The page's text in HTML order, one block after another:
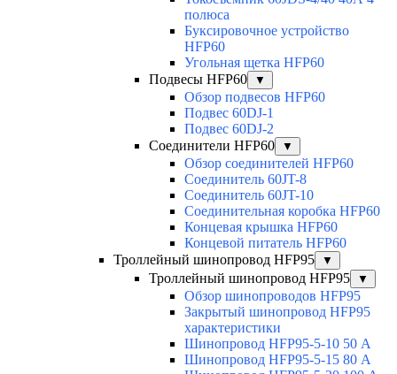
полюса
Буксировочное устройство
HFP60
Угольная щетка HFP60
Подвесы HFP60
▼
Обзор подвесов HFP60
Подвес 60DJ-1
Подвес 60DJ-2
Соединители HFP60
▼
Обзор соединителей HFP60
Соединитель 60JT-8
Соединитель 60JT-10
Соединительная коробка HFP60
Концевая крышка HFP60
Концевой питатель HFP60
Троллейный шинопровод HFP95
▼
Троллейный шинопровод HFP95 ▼
Обзор шинопроводов HFP95
Закрытый шинопровод HFP95
характеристики
Шинопровод HFP95-5-10 50 А
Шинопровод HFP95-5-15 80 А